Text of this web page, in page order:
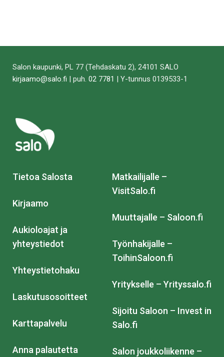
Salon kaupunki, PL 77 (Tehdaskatu 2), 24101 SALO
kirjaamo@salo.fi | puh. 02 7781 | Y-tunnus 0139533-1
Tietoa Salosta
Kirjaamo
Aukioloajat ja
yhteystiedot
Yhteystietohaku
Laskutusosoitteet
Karttapalvelu
Anna palautetta
Matkailijalle –
VisitSalo.fi
Muuttajalle – Saloon.fi
Työnhakijalle –
ToihinSaloon.fi
Yritykselle – Yrityssalo.fi
Sijoitu Saloon – Invest in
Salo.fi
Salon joukkoliikenne –